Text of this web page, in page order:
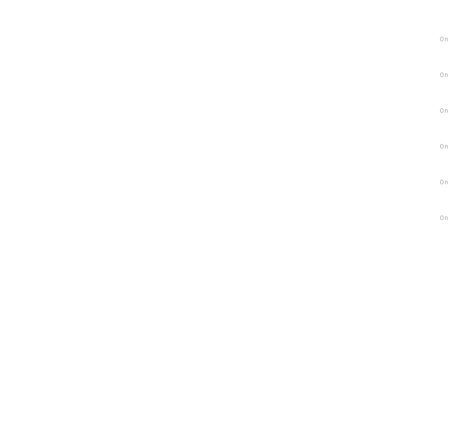
On
On
On
On
On
On